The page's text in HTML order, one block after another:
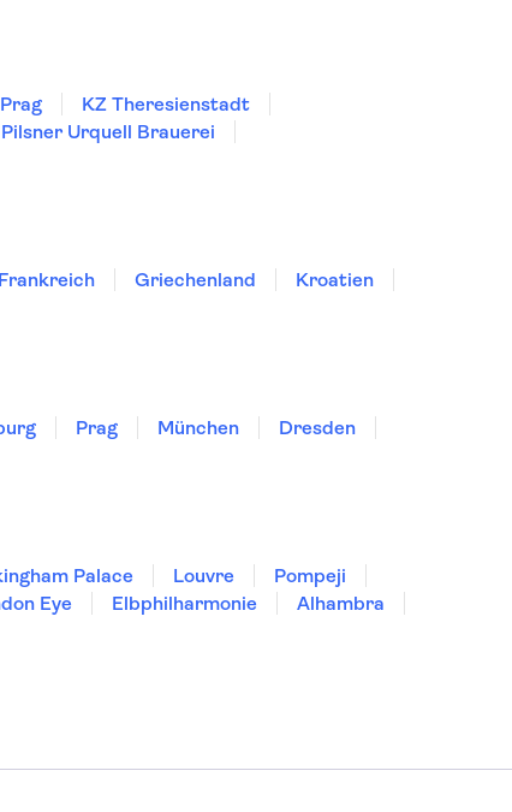
KZ Theresienstadt
Pilsner Urquell Brauerei
Frankreich Griechenland
Kroatien
Prag München
Dresden
Palace Louvre
Pompeji
Eye Elbphilharmonie
Alhambra